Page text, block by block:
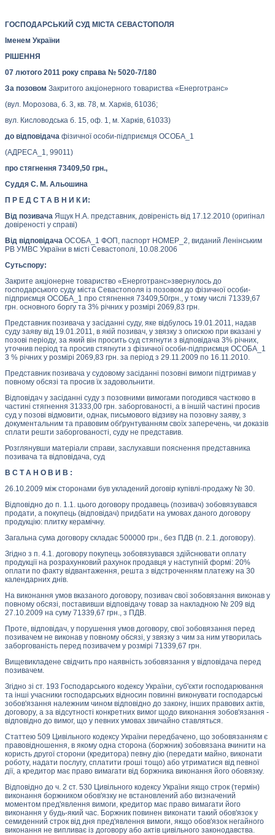
ГОСПОДАРСЬКИЙ СУД МІСТА СЕВАСТОПОЛЯ
Іменем України
РІШЕННЯ
07 лютого 2011 року справа № 5020-7/180
За позовом Закритого акціонерного товариства «Енерготранс»
(вул. Морозова, б. 3, кв. 78, м. Харків, 61036;
вул. Кисловодська б. 15, оф. 1, м. Харків, 61033)
до відповідача фізичної особи-підприємця ОСОБА_1
(АДРЕСА_1, 99011)
про стягнення 73409,50 грн.,
Суддя С. М. Альошина
П Р Е Д С Т А В Н И К И:
Від позивача Ящук Н.А. представник, довіреність від 17.12.2010 (оригінал
довіреності у справі)
Від відповідача ОСОБА_1 ФОП, паспорт НОМЕР_2, виданий Ленінським
РВ УМВС України в місті Севастополі, 10.08.2006
Сутьспору:
Закрите акціонерне товариство «Енерготранс»звернулось до
господарського суду міста Севастополя із позовом до фізичної особи-
підприємця ОСОБА_1 про стягнення 73409,50грн., у тому числі 71339,67
грн. основного боргу та 3% річних у розмірі 2069,83 грн.
Представник позивача у засіданні суду, яке відбулось 19.01.2011, надав
суду заяву від 19.01.2011, в якій позивач, у звязку з опискою при вказані у
позові періоду, за який він просить суд стягнути з відповідача 3% річних,
уточнив період та просив стягнути з фізичної особи-підприємця ОСОБА_1
3 % річних у розмірі 2069,83 грн. за період з 29.11.2009 по 16.11.2010.
Представник позивача у судовому засіданні позовні вимоги підтримав у
повному обсязі та просив їх задовольнити.
Відповідач у засіданні суду з позовними вимогами погодився частково в
частині стягнення 31333,00 грн. заборгованості, а в іншій частині просив
суд у позові відмовити, однак, письмового відзиву на позовну заяву, з
документальним та правовим обґрунтуванням своїх заперечень, чи доказів
сплати решти заборгованості, суду не представив.
Розглянувши матеріали справи, заслухавши пояснення представника
позивача та відповідача, суд
В С Т А Н О В И В :
26.10.2009 між сторонами був укладений договір купівлі-продажу № 30.
Відповідно до п. 1.1. цього договору продавець (позивач) зобовязувався
продати, а покупець (відповідач) придбати на умовах даного договору
продукцію: плитку керамічну.
Загальна сума договору складає 500000 грн., без ПДВ (п. 2.1. договору).
Згідно з п. 4.1. договору покупець зобовязувався здійснювати оплату
продукції на розрахунковий рахунок продавця у наступній формі: 20%
оплати по факту відвантаження, решта з відстроченням платежу на 30
календарних днів.
На виконання умов вказаного договору, позивач свої зобовязання виконав у
повному обсязі, поставивши відповідачу товар за накладною № 209 від
27.10.2009 на суму 71339,67 грн., з ПДВ.
Проте, відповідач, у порушення умов договору, свої зобовязання перед
позивачем не виконав у повному обсязі, у звязку з чим за ним утворилась
заборгованість перед позивачем у розмірі 71339,67 грн.
Вищевикладене свідчить про наявність зобовязання у відповідача перед
позивачем.
Згідно зі ст. 193 Господарського кодексу України, суб'єкти господарювання
та інші учасники господарських відносин повинні виконувати господарські
зобов'язання належним чином відповідно до закону, інших правових актів,
договору, а за відсутності конкретних вимог щодо виконання зобов'язання -
відповідно до вимог, що у певних умовах звичайно ставляться.
Статтею 509 Цивільного кодексу України передбачено, що зобовязанням є
правовідношення, в якому одна сторона (боржник) зобовязана вчинити на
користь другої сторони (кредитора) певну дію (передати майно, виконати
роботу, надати послугу, сплатити гроші тощо) або утриматися від певної
дії, а кредитор має право вимагати від боржника виконання його обовязку.
Відповідно до ч. 2 ст. 530 Цивільного кодексу України якщо строк (термін)
виконання боржником обов'язку не встановлений або визначений
моментом пред'явлення вимоги, кредитор має право вимагати його
виконання у будь-який час. Боржник повинен виконати такий обов'язок у
семиденний строк від дня пред'явлення вимоги, якщо обов'язок негайного
виконання не випливає із договору або актів цивільного законодавства.